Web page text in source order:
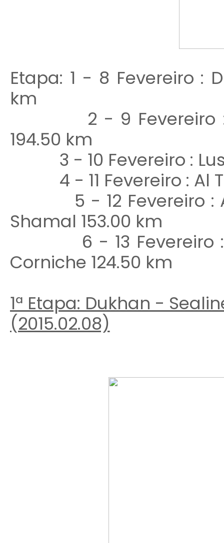
Etapa: 1 - 8 Fevereiro :
km
2 - 9 Fevereiro : Al
194.50 km
3 - 10 Fevereiro :
4 - 11 Fevereiro : Al
5 - 12 Fevereiro : Al
Shamal 153.00 km
6 - 13 Fevereiro :
Corniche 124.50 km
1ª Etapa: Dukhan -
(2015.02.08)